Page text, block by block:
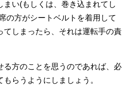
まい(もしくは、巻き込まれてし
の方がシートベルトを着用して
てしまったら、それは運転手の責
る方のことを思うのであれば、必
らうようにしましょう。